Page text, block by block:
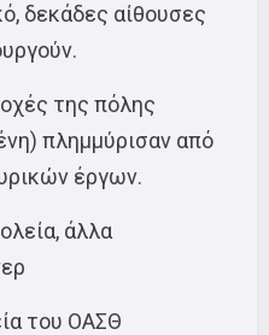
δεκάδες αίθουσες
της πόλης
πλημμύρισαν από
έργων.
άλλα
του ΟΑΣΘ